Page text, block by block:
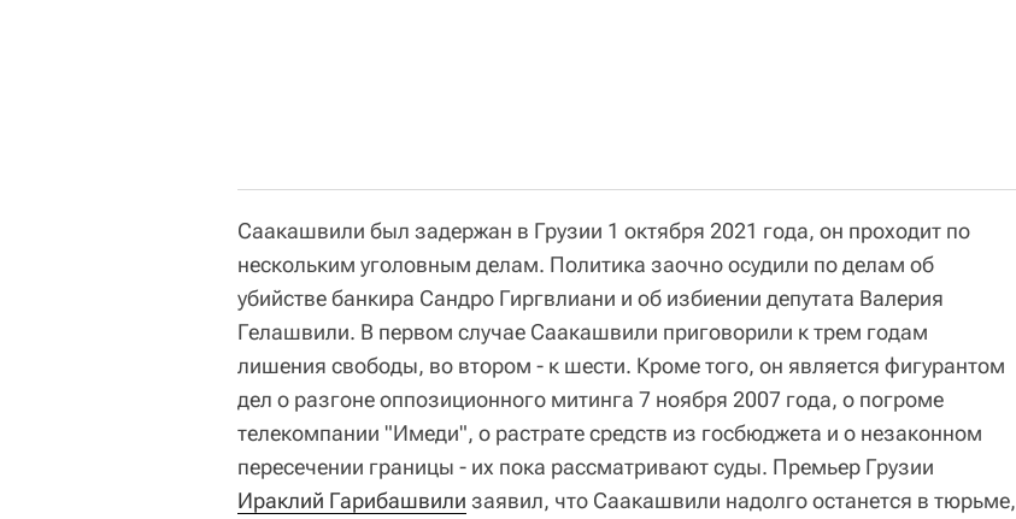
Саакашвили был задержан в Грузии 1 октября 2021 года, он проходит по
нескольким уголовным делам. Политика заочно осудили по делам об
убийстве банкира Сандро Гиргвлиани и об избиении депутата Валерия
Гелашвили. В первом случае Саакашвили приговорили к трем годам
лишения свободы, во втором - к шести. Кроме того, он является фигурантом
дел о разгоне оппозиционного митинга 7 ноября 2007 года, о погроме
телекомпании "Имеди", о растрате средств из госбюджета и о незаконном
пересечении границы - их пока рассматривают суды. Премьер Грузии
Ираклий Гарибашвили заявил, что Саакашвили надолго останется в тюрьме,